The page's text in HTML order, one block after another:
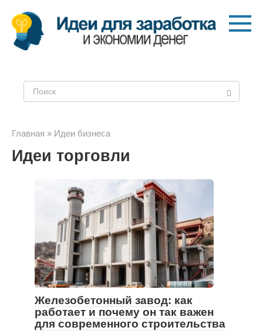
Перейти
контенту
Главная » Идеи бизнеса
Идеи торговли
Железобетонный завод: как
работает и почему он так важен
для современного строительства